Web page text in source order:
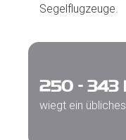
Segelflugzeuge.
250 - 346
wiegt ein